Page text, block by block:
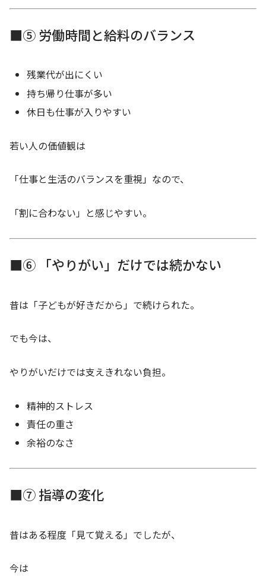
■⑤ 労働時間と給料のバランス
残業代が出にくい
持ち帰り仕事が多い
休日も仕事が入りやすい
若い人の価値観は
「仕事と生活のバランスを重視」なので、
「割に合わない」と感じやすい。
■⑥ 「やりがい」だけでは続かない
昔は「子どもが好きだから」で続けられた。
でも今は、
やりがいだけでは支えきれない負担。
精神的ストレス
責任の重さ
余裕のなさ
■⑦ 指導の変化
昔はある程度「見て覚える」でしたが、
今は